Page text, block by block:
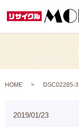
HOME DSC02285-3
2019/01/23